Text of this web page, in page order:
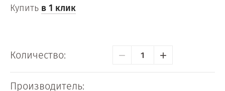
Купить в 1 клик
Количество: − +
Производитель: